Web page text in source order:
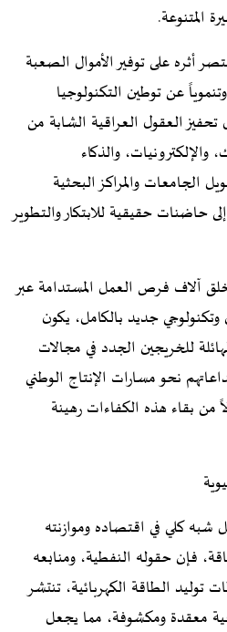
المتنوعة.
أثره على توفير الأموال الصعبة
عن توطين التكنولوجيا
العقول العراقية الشابة من
والإلكترونيات، والذكاء
الجامعات والمراكز البحثية
حاضنات حقيقية للابتكار والتطوير
آلاف فرص العمل المستدامة عبر
جديد بالكامل، يكون
للخريجين الجدد في مجالات
نحو مسارات الإنتاج الوطني
من بقاء هذه الكفاءات رهينة
شبه كلي في اقتصاده وموازنته
فإن حقوله النفطية، ومنابعه
توليد الطاقة الكهربائية، تنتشر
معقدة ومكشوفة، مما يجعل